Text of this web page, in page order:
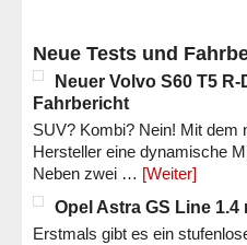
Neue Tests und
Neuer Volvo S60 T5
Fahrbericht
SUV? Kombi? Nein! Mit dem
Hersteller eine dynamische
Neben zwei … [Weiter]
Opel Astra GS Line
Erstmals gibt es ein